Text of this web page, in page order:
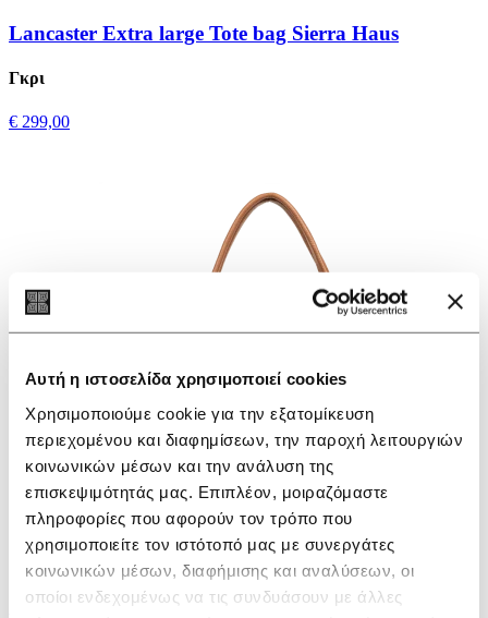
Αυτή η ιστοσελίδα χρησιμοποιεί cookies
Χρησιμοποιούμε cookie για την εξατομίκευση
περιεχομένου και διαφημίσεων, την παροχή λειτουργιών
κοινωνικών μέσων και την ανάλυση της
επισκεψιμότητάς μας. Επιπλέον, μοιραζόμαστε
πληροφορίες που αφορούν τον τρόπο που
χρησιμοποιείτε τον ιστότοπό μας με συνεργάτες
κοινωνικών μέσων, διαφήμισης και αναλύσεων, οι
οποίοι ενδεχομένως να τις συνδυάσουν με άλλες
Lancaster Extra large Tote bag Sierra Haus
Γκρι
€ 299,00